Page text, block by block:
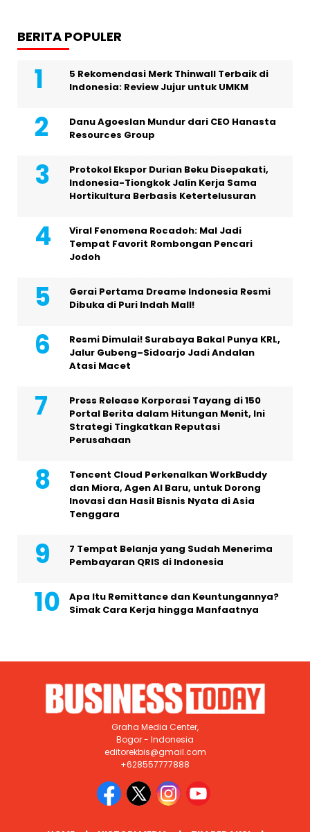
BERITA POPULER
5 Rekomendasi Merk Thinwall Terbaik di
Indonesia: Review Jujur untuk UMKM
Danu Agoeslan Mundur dari CEO Hanasta
Resources Group
Protokol Ekspor Durian Beku Disepakati,
Indonesia-Tiongkok Jalin Kerja Sama
Hortikultura Berbasis Ketertelusuran
Viral Fenomena Rocadoh: Mal Jadi
Tempat Favorit Rombongan Pencari
Jodoh
Gerai Pertama Dreame Indonesia Resmi
Dibuka di Puri Indah Mall!
Resmi Dimulai! Surabaya Bakal Punya KRL,
Jalur Gubeng–Sidoarjo Jadi Andalan
Atasi Macet
Press Release Korporasi Tayang di 150
Portal Berita dalam Hitungan Menit, Ini
Strategi Tingkatkan Reputasi
Perusahaan
Tencent Cloud Perkenalkan WorkBuddy
dan Miora, Agen AI Baru, untuk Dorong
Inovasi dan Hasil Bisnis Nyata di Asia
Tenggara
7 Tempat Belanja yang Sudah Menerima
Pembayaran QRIS di Indonesia
Apa Itu Remittance dan Keuntungannya?
Simak Cara Kerja hingga Manfaatnya
Graha Media Center,
Bogor - Indonesia
editorekbis@gmail.com
+628557777888